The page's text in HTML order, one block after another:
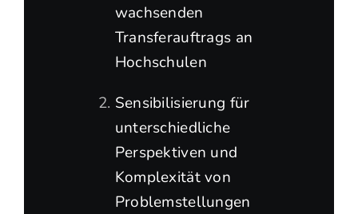
wachsenden
Transferauftrags an
Hochschulen
Sensibilisierung für
unterschiedliche
Perspektiven und
Komplexität von
Problemstellungen